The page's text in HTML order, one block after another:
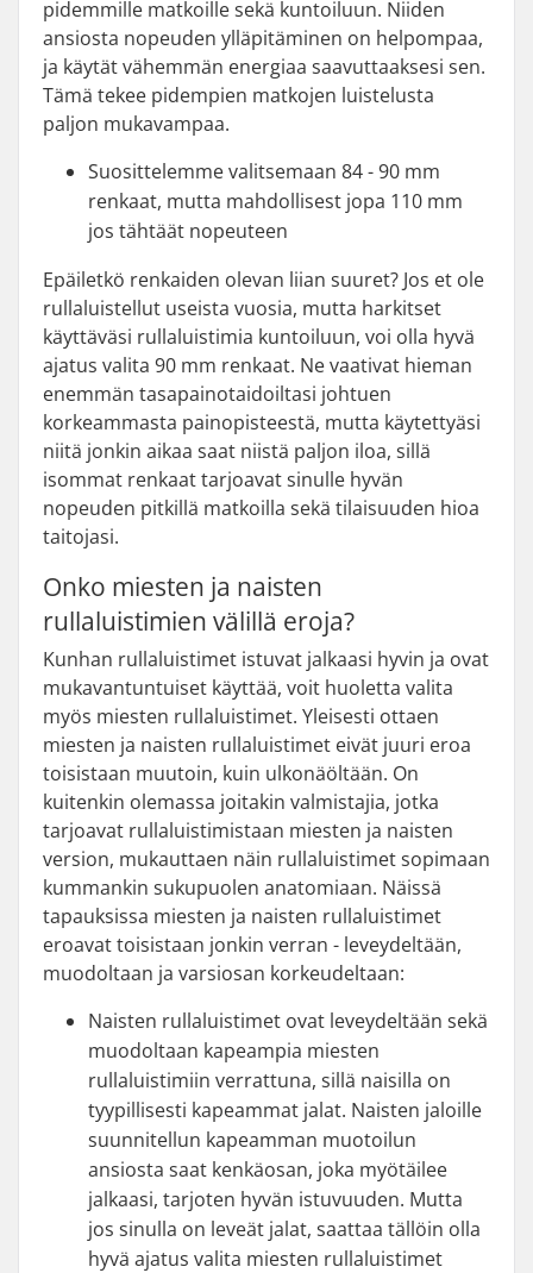
pidemmille matkoille sekä kuntoiluun. Niiden
ansiosta nopeuden ylläpitäminen on helpompaa,
ja käytät vähemmän energiaa saavuttaaksesi sen.
Tämä tekee pidempien matkojen luistelusta
paljon mukavampaa.
Suosittelemme valitsemaan 84 - 90 mm
renkaat, mutta mahdollisest jopa 110 mm
jos tähtäät nopeuteen
Epäiletkö renkaiden olevan liian suuret? Jos et ole
rullaluistellut useista vuosia, mutta harkitset
käyttäväsi rullaluistimia kuntoiluun, voi olla hyvä
ajatus valita 90 mm renkaat. Ne vaativat hieman
enemmän tasapainotaidoiltasi johtuen
korkeammasta painopisteestä, mutta käytettyäsi
niitä jonkin aikaa saat niistä paljon iloa, sillä
isommat renkaat tarjoavat sinulle hyvän
nopeuden pitkillä matkoilla sekä tilaisuuden hioa
taitojasi.
Onko miesten ja naisten
rullaluistimien välillä eroja?
Kunhan rullaluistimet istuvat jalkaasi hyvin ja ovat
mukavantuntuiset käyttää, voit huoletta valita
myös miesten rullaluistimet. Yleisesti ottaen
miesten ja naisten rullaluistimet eivät juuri eroa
toisistaan muutoin, kuin ulkonäöltään. On
kuitenkin olemassa joitakin valmistajia, jotka
tarjoavat rullaluistimistaan miesten ja naisten
version, mukauttaen näin rullaluistimet sopimaan
kummankin sukupuolen anatomiaan. Näissä
tapauksissa miesten ja naisten rullaluistimet
eroavat toisistaan jonkin verran - leveydeltään,
muodoltaan ja varsiosan korkeudeltaan:
Naisten rullaluistimet ovat leveydeltään sekä
muodoltaan kapeampia miesten
rullaluistimiin verrattuna, sillä naisilla on
tyypillisesti kapeammat jalat. Naisten jaloille
suunnitellun kapeamman muotoilun
ansiosta saat kenkäosan, joka myötäilee
jalkaasi, tarjoten hyvän istuvuuden. Mutta
jos sinulla on leveät jalat, saattaa tällöin olla
hyvä ajatus valita miesten rullaluistimet